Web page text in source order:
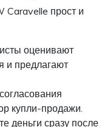
Caravelle прост и
оценивают
и предлагают
купли-продажи.
деньги сразу после